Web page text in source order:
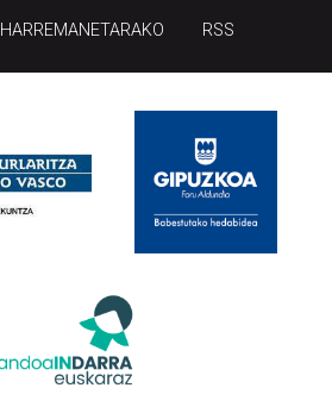
HARREMANETARAKO RSS